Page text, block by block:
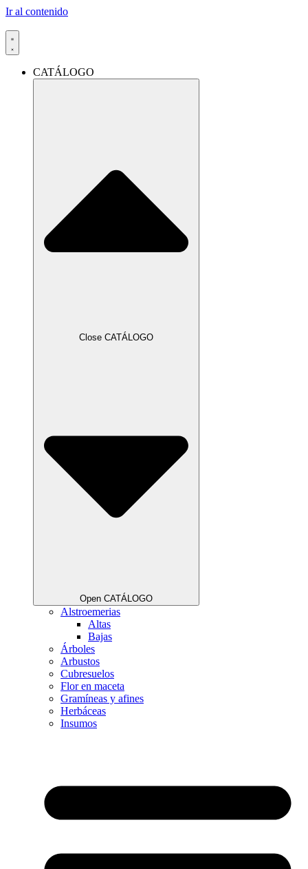
Ir al contenido
CATÁLOGO
Close CATÁLOGO
Open CATÁLOGO
Alstroemerias
Altas
Bajas
Árboles
Arbustos
Cubresuelos
Flor en maceta
Gramíneas y afines
Herbáceas
Insumos